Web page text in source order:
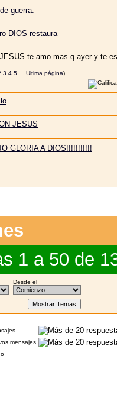
guerra.
DIOS restaura
3 4 5 Ultima página)
JESUS
GLORIA A DIOS!!!!!!!!!!!
1 a 50 de
Desde el
mensajes